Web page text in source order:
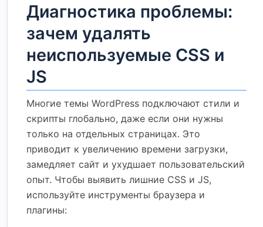
Диагностика проблемы:
зачем удалять
неиспользуемые CSS и
JS
Многие темы WordPress подключают стили и
скрипты глобально, даже если они нужны
только на отдельных страницах. Это
приводит к увеличению времени загрузки,
замедляет сайт и ухудшает пользовательский
опыт. Чтобы выявить лишние CSS и JS,
используйте инструменты браузера и
плагины: